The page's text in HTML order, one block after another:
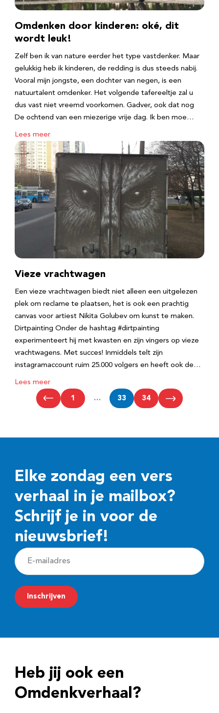
Omdenken door kinderen: oké, dit
wordt leuk!
Zelf ben ik van nature eerder het type vastdenker. Maar
gelukkig heb ik kinderen, de redding is dus steeds nabij.
Vooral mijn jongste, een dochter van negen, is een
natuurtalent omdenker. Het volgende tafereeltje zal u
dus vast niet vreemd voorkomen. Gadver, ook dat nog
De ochtend van een miezerige vrije dag. Ik ben moe…
Lees meer
Vieze vrachtwagen
Een vieze vrachtwagen biedt niet alleen een uitgelezen
plek om reclame te plaatsen, het is ook een prachtig
canvas voor artiest Nikita Golubev om kunst te maken.
Dirtpainting Onder de hashtag #dirtpainting
experimenteert hij met kwasten en zijn vingers op vieze
vrachtwagens. Met succes! Inmiddels telt zijn
instagramaccount ruim 25.000 volgers en heeft ook de…
Lees meer
1 … 33 34
Elke zondag een vers
verhaal in je mailbox?
Schrijf je in voor de
nieuwsbrief!
E
-
m
a
r
e
Inschrijven
Heb jij ook een
Omdenkverhaal?